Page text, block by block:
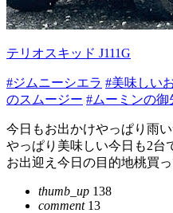
テリオスキッド J111G
#ジムニーシエラ #美味しい
のスムージー #ムーミンの御
今日もお出かけやっぱり雨
やっぱり美味しい今日も2台
お出迎え今日の目的地桃買
thumb_up 138
comment13